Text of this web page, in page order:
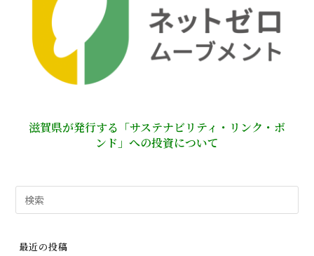
滋賀県が発行する「サステナビリティ・リンク・ボ
ンド」への投資について
索
象:
最近の投稿